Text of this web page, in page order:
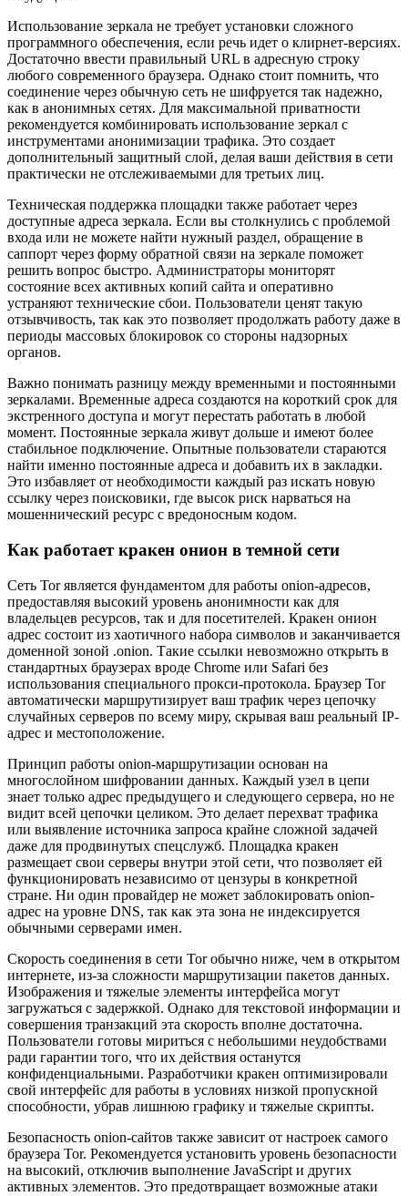
Использование зеркала не требует установки сложного
программного обеспечения, если речь идет о клирнет-версиях.
Достаточно ввести правильный URL в адресную строку
любого современного браузера. Однако стоит помнить, что
соединение через обычную сеть не шифруется так надежно,
как в анонимных сетях. Для максимальной приватности
рекомендуется комбинировать использование зеркал с
инструментами анонимизации трафика. Это создает
дополнительный защитный слой, делая ваши действия в сети
практически не отслеживаемыми для третьих лиц.
Техническая поддержка площадки также работает через
доступные адреса зеркала. Если вы столкнулись с проблемой
входа или не можете найти нужный раздел, обращение в
саппорт через форму обратной связи на зеркале поможет
решить вопрос быстро. Администраторы мониторят
состояние всех активных копий сайта и оперативно
устраняют технические сбои. Пользователи ценят такую
отзывчивость, так как это позволяет продолжать работу даже в
периоды массовых блокировок со стороны надзорных
органов.
Важно понимать разницу между временными и постоянными
зеркалами. Временные адреса создаются на короткий срок для
экстренного доступа и могут перестать работать в любой
момент. Постоянные зеркала живут дольше и имеют более
стабильное подключение. Опытные пользователи стараются
найти именно постоянные адреса и добавить их в закладки.
Это избавляет от необходимости каждый раз искать новую
ссылку через поисковики, где высок риск нарваться на
мошеннический ресурс с вредоносным кодом.
Как работает кракен онион в темной сети
Сеть Tor является фундаментом для работы onion-адресов,
предоставляя высокий уровень анонимности как для
владельцев ресурсов, так и для посетителей. Кракен онион
адрес состоит из хаотичного набора символов и заканчивается
доменной зоной .onion. Такие ссылки невозможно открыть в
стандартных браузерах вроде Chrome или Safari без
использования специального прокси-протокола. Браузер Tor
автоматически маршрутизирует ваш трафик через цепочку
случайных серверов по всему миру, скрывая ваш реальный IP-
адрес и местоположение.
Принцип работы onion-маршрутизации основан на
многослойном шифровании данных. Каждый узел в цепи
знает только адрес предыдущего и следующего сервера, но не
видит всей цепочки целиком. Это делает перехват трафика
или выявление источника запроса крайне сложной задачей
даже для продвинутых спецслужб. Площадка кракен
размещает свои серверы внутри этой сети, что позволяет ей
функционировать независимо от цензуры в конкретной
стране. Ни один провайдер не может заблокировать onion-
адрес на уровне DNS, так как эта зона не индексируется
обычными серверами имен.
Скорость соединения в сети Tor обычно ниже, чем в открытом
интернете, из-за сложности маршрутизации пакетов данных.
Изображения и тяжелые элементы интерфейса могут
загружаться с задержкой. Однако для текстовой информации и
совершения транзакций эта скорость вполне достаточна.
Пользователи готовы мириться с небольшими неудобствами
ради гарантии того, что их действия останутся
конфиденциальными. Разработчики кракен оптимизировали
свой интерфейс для работы в условиях низкой пропускной
способности, убрав лишнюю графику и тяжелые скрипты.
Безопасность onion-сайтов также зависит от настроек самого
браузера Tor. Рекомендуется установить уровень безопасности
на высокий, отключив выполнение JavaScript и других
активных элементов. Это предотвращает возможные атаки